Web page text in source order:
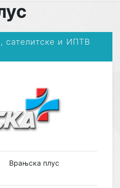
сателитске и ИПТВ
Врањска плус